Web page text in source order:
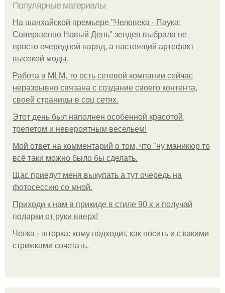
Популярные материалы
На шанхайской премьере "Человека - Паука:
Совершенно Новый День" зендея выбрала не
просто очередной наряд, а настоящий артефакт
высокой моды.
Работа в MLM, то есть сетевой компании сейчас
неразрывно связана с создание своего контента,
своей страницы в соц сетях.
Этот день был наполнен особенной красотой,
трепетом и невероятным весельем!
Мой ответ на комментарий о том, что "ну маникюр то
всё таки можно было бы сделать.
Щас приедут меня выкупать а тут очередь на
фотосессию со мной.
Приходи к нам в прикиде в стиле 90 х и получай
подарки от руки вверх!
Челка - шторка: кому подходит, как носить и с какими
стрижками сочетать.